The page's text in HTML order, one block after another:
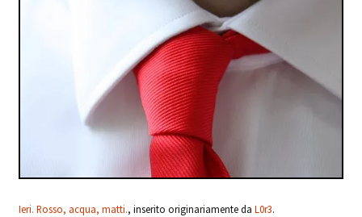
Ieri. Rosso, acqua, matti., inserito originariamente da L0r3.